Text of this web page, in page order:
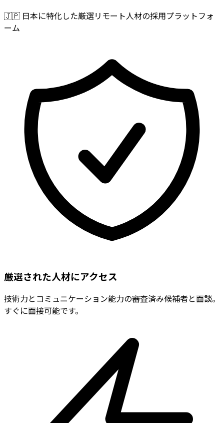
🇯🇵 日本に特化した厳選リモート人材の採用プラットフォ
ーム
厳選された人材にアクセス
技術力とコミュニケーション能力の審査済み候補者と面談。
すぐに面接可能です。